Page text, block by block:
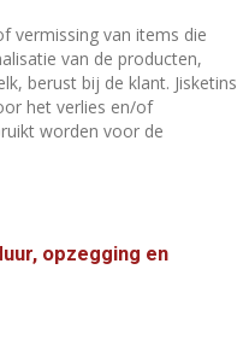
vermissing van items die
van de producten,
berust bij de klant. Jisketins
het verlies en/of
worden voor de
opzegging en